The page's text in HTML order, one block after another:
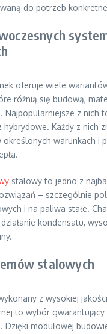
do potrzeb
oferuje wiele
różnią się budową,
Najpopularniejsze z nich
hybrydowe. Każdy z nich
warunkach i
stalowy to jedno z
– szczególnie
i na paliwa stałe.
kondensatu,
stalowych
z wysokiej
to wybór gwarantujący
Dzięki modułowej